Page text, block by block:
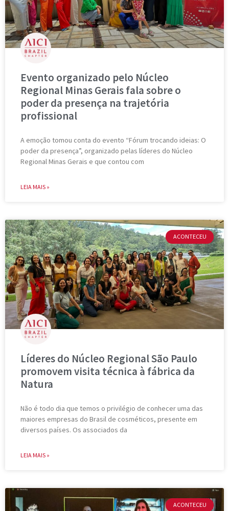
Evento organizado pelo Núcleo
Regional Minas Gerais fala sobre o
poder da presença na trajetória
profissional
A emoção tomou conta do evento “Fórum trocando ideias: O
poder da presença”, organizado pelas líderes do Núcleo
Regional Minas Gerais e que contou com
LEIA MAIS »
ACONTECEU
Líderes do Núcleo Regional São Paulo
promovem visita técnica à fábrica da
Natura
Não é todo dia que temos o privilégio de conhecer uma das
maiores empresas do Brasil de cosméticos, presente em
diversos países. Os associados da
LEIA MAIS »
ACONTECEU